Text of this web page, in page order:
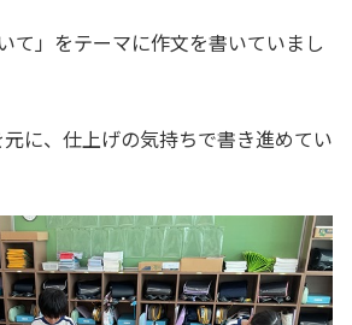
て」をテーマに作文を書いていまし
に、仕上げの気持ちで書き進めてい